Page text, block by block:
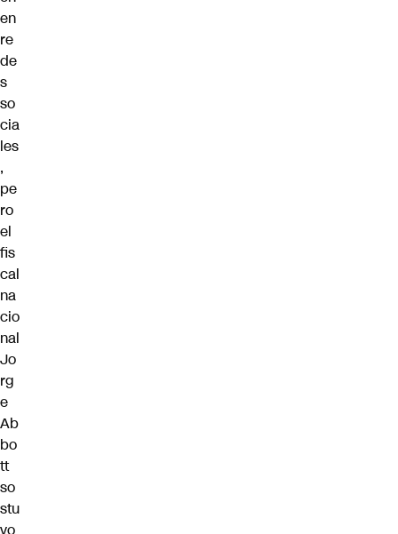
en
re
de
s
so
cia
les
,
pe
ro
el
fis
cal
na
cio
nal
Jo
rg
e
Ab
bo
tt
so
stu
vo